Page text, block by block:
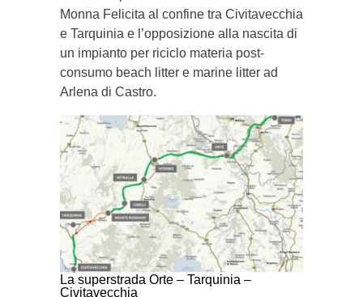
Monna Felicita al confine tra Civitavecchia
e Tarquinia e l’opposizione alla nascita di
un impianto per riciclo materia post-
consumo beach litter e marine litter ad
Arlena di Castro.
La superstrada Orte – Tarquinia –
Civitavecchia